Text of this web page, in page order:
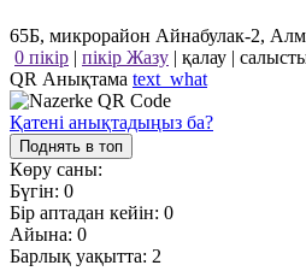
65Б, микрорайон Айнабулак-2,
0 пікір | пікір Жазу | қалау |
QR Анықтама text_what
Қатені анықтадыңыз ба?
Поднять в топ
Көру саны:
Бүгін: 0
Бір аптадан кейін: 0
Айына: 0
Барлық уақытта: 2